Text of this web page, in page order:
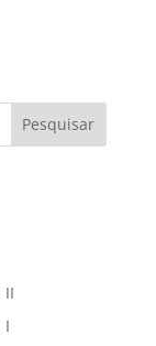
II
I